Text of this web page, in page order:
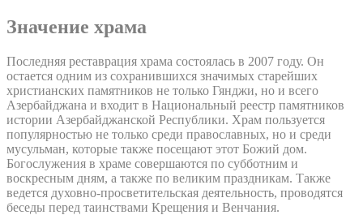
Значение храма
Последняя реставрация храма состоялась в 2007 году. Он
остается одним из сохранившихся значимых старейших
христианских памятников не только Гянджи, но и всего
Азербайджана и входит в Национальный реестр памятников
истории Азербайджанской Республики. Храм пользуется
популярностью не только среди православных, но и среди
мусульман, которые также посещают этот Божий дом.
Богослужения в храме совершаются по субботним и
воскресным дням, а также по великим праздникам. Также
ведется духовно-просветительская деятельность, проводятся
беседы перед таинствами Крещения и Венчания.